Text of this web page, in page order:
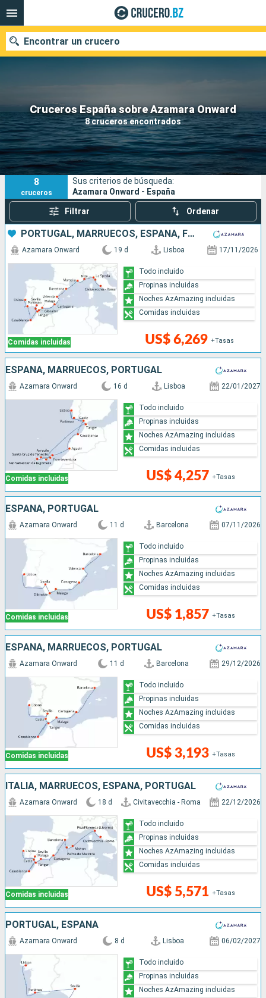
Cruceros España sobre Azamara Onward
8 cruceros encontrados
Encontrar un crucero
Nuestros destinos
Fecha de salida
Puertos Compañías
Buscar
8
cruceros
Sus criterios de búsqueda:
Azamara Onward - España
Filtrar Ordenar
PORTUGAL, MARRUECOS, ESPAÑA, FRANCIA, ITALIA
Comidas incluidas
Azamara Onward 19 d Lisboa 17/11/2026
US$ 6,269 +Tasas
Todo incluido
Propinas incluidas
Noches AzAmazing incluidas
Comidas incluidas
ESPAÑA, MARRUECOS, PORTUGAL
Comidas incluidas
Azamara Onward 16 d Lisboa 22/01/2027
US$ 4,257 +Tasas
Todo incluido
Propinas incluidas
Noches AzAmazing incluidas
Comidas incluidas
ESPAÑA, PORTUGAL
Comidas incluidas
Azamara Onward 11 d Barcelona 07/11/2026
US$ 1,857 +Tasas
Todo incluido
Propinas incluidas
Noches AzAmazing incluidas
Comidas incluidas
ESPAÑA, MARRUECOS, PORTUGAL
Comidas incluidas
Azamara Onward 11 d Barcelona 29/12/2026
US$ 3,193 +Tasas
Todo incluido
Propinas incluidas
Noches AzAmazing incluidas
Comidas incluidas
ITALIA, MARRUECOS, ESPAÑA, PORTUGAL
Comidas incluidas
Azamara Onward 18 d Civitavecchia - Roma 22/12/2026
US$ 5,571 +Tasas
Todo incluido
Propinas incluidas
Noches AzAmazing incluidas
Comidas incluidas
PORTUGAL, ESPAÑA
Azamara Onward 8 d Lisboa 06/02/2027
Todo incluido
Propinas incluidas
Noches AzAmazing incluidas